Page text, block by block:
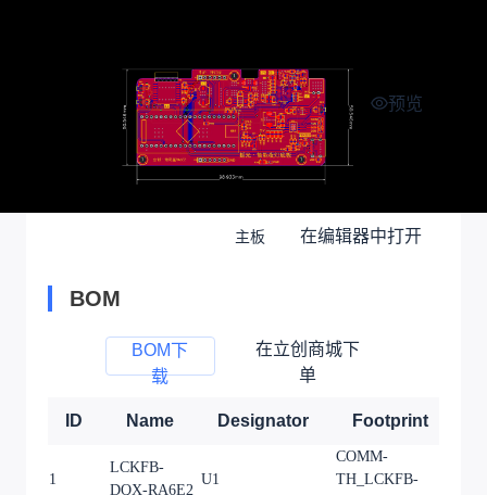
预览
主板 在编辑器中打开
BOM
BOM下
载
在立创商城下
单
ID Name Designator Footprint
1
LCKFB-
DQX-RA6E2
U1
COMM-
TH_LCKFB-